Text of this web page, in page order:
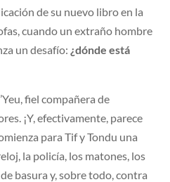
de su nuevo libro en la
cuando un extraño hombre
un desafío: ¿dónde está
fiel compañera de
¡Y, efectivamente, parece
para Tif y Tondu una
la policía, los matones, los
basura y, sobre todo, contra